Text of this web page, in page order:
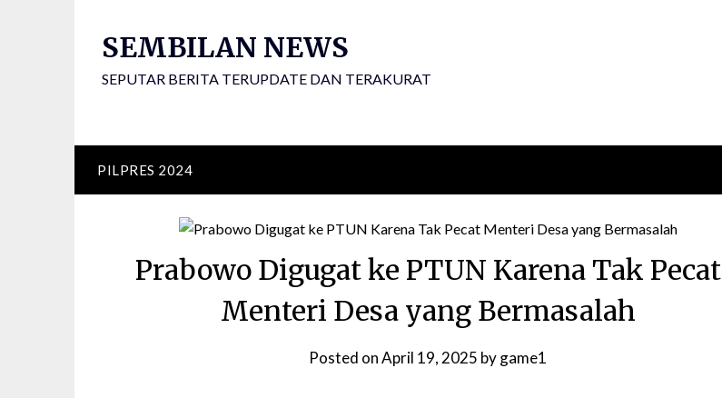
SEMBILAN NEWS
SEPUTAR BERITA TERUPDATE DAN TERAKURAT
PILPRES 2024
Prabowo Digugat ke PTUN Karena Tak Pecat
Menteri Desa yang Bermasalah
Posted onApril 19, 2025 bygame1